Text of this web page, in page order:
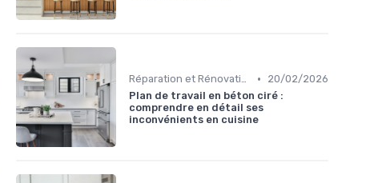
Réparation et Rénovation •
20/02/2026
Plan de travail en béton ciré :
comprendre en détail ses
inconvénients en cuisine